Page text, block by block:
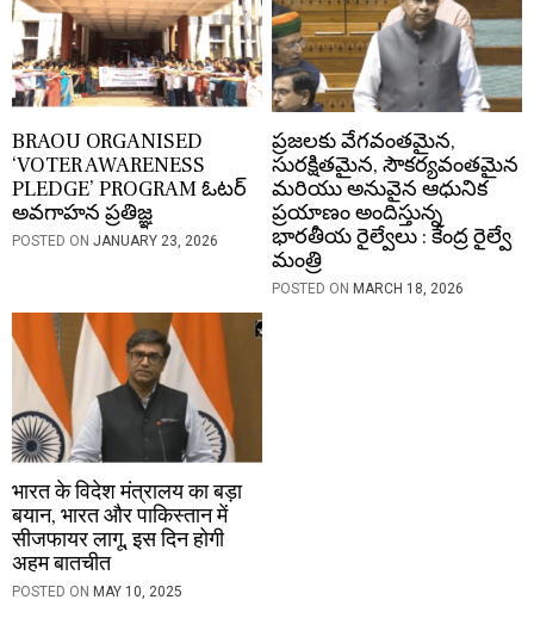
BRAOU ORGANISED
‘VOTER AWARENESS
PLEDGE’ PROGRAM ఓటర్
అవగాహన ప్రతిజ్ఞ
POSTED ON JANUARY 23, 2026
ప్రజలకు వేగవంతమైన,
సురక్షితమైన, సౌకర్యవంతమైన
మరియు అనువైన ఆధునిక
ప్రయాణం అందిస్తున్న
భారతీయ రైల్వేలు : కేంద్ర రైల్వే
మంత్రి
POSTED ON MARCH 18, 2026
भारत के विदेश मंत्रालय का बड़ा
बयान, भारत और पाकिस्तान में
सीजफायर लागू, इस दिन होगी
अहम बातचीत
POSTED ON MAY 10, 2025